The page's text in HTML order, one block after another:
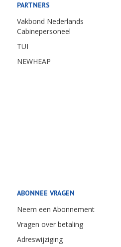
PARTNERS
Vakbond Nederlands
Cabinepersoneel
TUI
NEWHEAP
ABONNEE VRAGEN
Neem een Abonnement
Vragen over betaling
Adreswijziging